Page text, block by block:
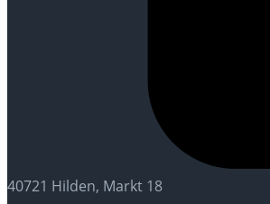
40721 Hilden, Markt 18